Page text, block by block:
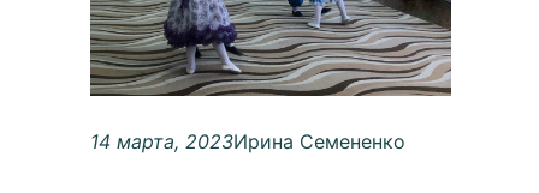
14 марта, 2023Ирина Семененко